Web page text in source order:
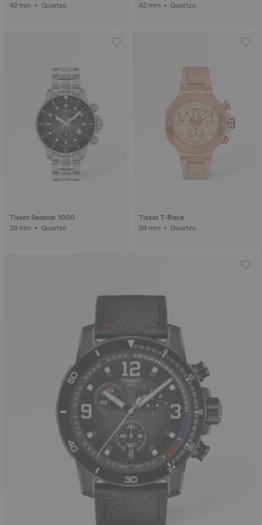
42 mm • Quartzo
42 mm • Quartzo
Tissot Seastar 1000
38 mm • Quartzo
Tissot T-Race
38 mm • Quartzo